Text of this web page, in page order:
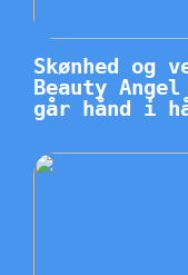
Skønhed og
Beauty
går hånd i